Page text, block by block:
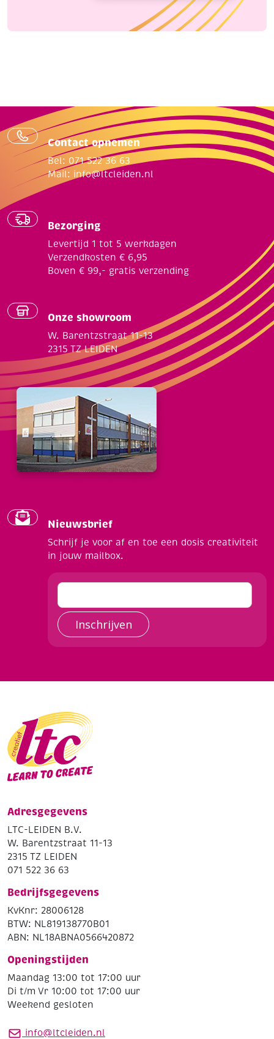
Contact opnemen
Bel: 071 522 36 63
Mail: info@ltcleiden.nl
Bezorging
Levertijd 1 tot 5 werkdagen
Verzendkosten € 6,95
Boven € 99,- gratis verzending
Onze showroom
W. Barentzstraat 11-13
2315 TZ LEIDEN
Nieuwsbrief
Schrijf je voor af en toe een dosis creativiteit
in jouw mailbox.
Inschrijven
Adresgegevens
LTC-LEIDEN B.V.
W. Barentzstraat 11-13
2315 TZ LEIDEN
071 522 36 63
Bedrijfsgegevens
KvKnr: 28006128
BTW: NL819138770B01
ABN: NL18ABNA0566420872
Openingstijden
Maandag 13:00 tot 17:00 uur
Di t/m Vr 10:00 tot 17:00 uur
Weekend gesloten
info@ltcleiden.nl